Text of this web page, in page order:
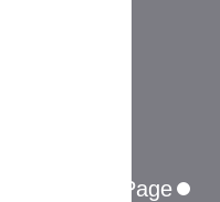
Top of Page